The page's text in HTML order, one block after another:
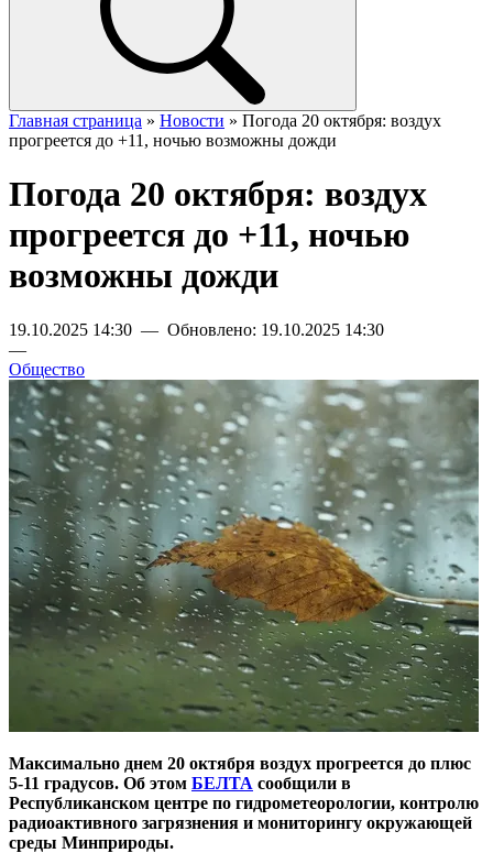
Главная страница » Новости » Погода 20 октября: воздух
прогреется до +11, ночью возможны дожди
Погода 20 октября: воздух
прогреется до +11, ночью
возможны дожди
19.10.2025 14:30 — Обновлено: 19.10.2025 14:30
—
Общество
Максимально днем 20 октября воздух прогреется до плюс
5-11 градусов. Об этом БЕЛТА сообщили в
Республиканском центре по гидрометеорологии, контролю
радиоактивного загрязнения и мониторингу окружающей
среды Минприроды.